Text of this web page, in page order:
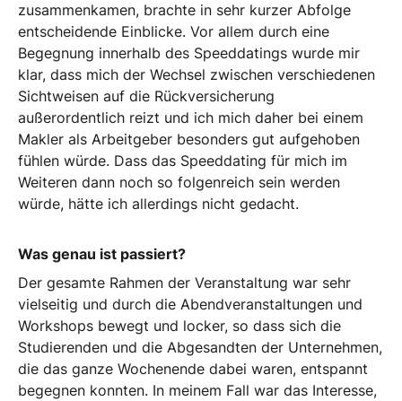
zusammenkamen, brachte in sehr kurzer Abfolge
entscheidende Einblicke. Vor allem durch eine
Begegnung innerhalb des Speeddatings wurde mir
klar, dass mich der Wechsel zwischen verschiedenen
Sichtweisen auf die Rückversicherung
außerordentlich reizt und ich mich daher bei einem
Makler als Arbeitgeber besonders gut aufgehoben
fühlen würde. Dass das Speeddating für mich im
Weiteren dann noch so folgenreich sein werden
würde, hätte ich allerdings nicht gedacht.
Was genau ist passiert?
Der gesamte Rahmen der Veranstaltung war sehr
vielseitig und durch die Abendveranstaltungen und
Workshops bewegt und locker, so dass sich die
Studierenden und die Abgesandten der Unternehmen,
die das ganze Wochenende dabei waren, entspannt
begegnen konnten. In meinem Fall war das Interesse,